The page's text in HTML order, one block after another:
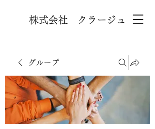
株式会社 クラージュ
グループ